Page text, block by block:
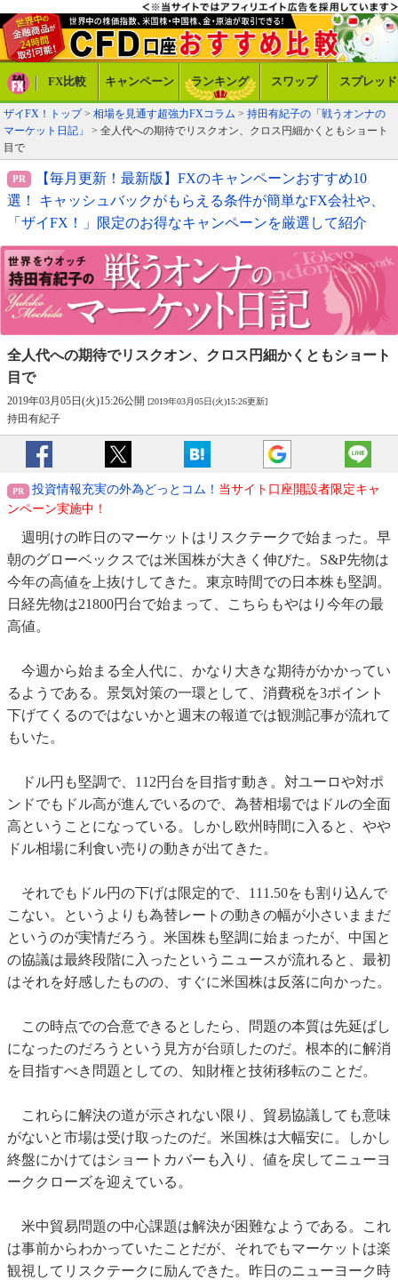
FX比較 キャンペーン ランキング スワップ スプレッド
ザイFX！トップ> 相場を見通す超強力FXコラム > 持田有紀子の「戦うオンナの
マーケット日記」
> 全人代への期待でリスクオン、クロス円細かくともショート
目で
【毎月更新！最新版】FXのキャンペーンおすすめ10
選！ キャッシュバックがもらえる条件が簡単なFX会社や、
「ザイFX！」限定のお得なキャンペーンを厳選して紹介
全人代への期待でリスクオン、 クロス円細かくともショート
目で
2019年03月05日(火)15:26公開 [2019年03月05日(火)15:26更新]
持田有紀子
投資情報充実の外為どっとコム！ 当サイト口座開設者限定キャ
ンペーン実施中！
週明けの昨日のマーケットはリスクテークで始まった。早
朝のグローベックスでは米国株が大きく伸びた。S&P先物は
今年の高値を上抜けしてきた。東京時間での日本株も堅調。
日経先物は21800円台で始まって、こちらもやはり今年の最
高値。
今週から始まる全人代に、かなり大きな期待がかかってい
るようである。景気対策の一環として、消費税を3ポイント
下げてくるのではないかと週末の報道では観測記事が流れて
もいた。
ドル円も堅調で、112円台を目指す動き。対ユーロや対ポ
ンドでもドル高が進んでいるので、為替相場ではドルの全面
高ということになっている。しかし欧州時間に入ると、やや
ドル相場に利食い売りの動きが出てきた。
それでもドル円の下げは限定的で、111.50をも割り込んで
こない。というよりも為替レートの動きの幅が小さいままだ
というのが実情だろう。米国株も堅調に始まったが、中国と
の協議は最終段階に入ったというニュースが流れると、最初
はそれを好感したものの、すぐに米国株は反落に向かった。
この時点での合意できるとしたら、問題の本質は先延ばし
になったのだろうという見方が台頭したのだ。根本的に解消
を目指すべき問題としての、知財権と技術移転のことだ。
これらに解決の道が示されない限り、貿易協議しても意味
がないと市場は受け取ったのだ。米国株は大幅安に。しかし
終盤にかけてはショートカバーも入り、値を戻してニューヨ
ーククローズを迎えている。
米中貿易問題の中心課題は解決が困難なようである。これ
は事前からわかっていたことだが、それでもマーケットは楽
観視してリスクテークに励んできた。昨日のニューヨーク時